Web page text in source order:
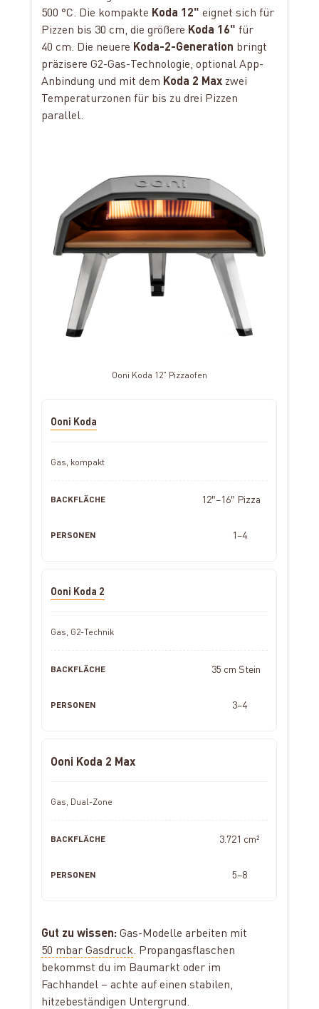
500 °C. Die kompakte Koda 12″ eignet sich für
Pizzen bis 30 cm, die größere Koda 16″ für
40 cm. Die neuere Koda-2-Generation bringt
präzisere G2-Gas-Technologie, optional App-
Anbindung und mit dem Koda 2 Max zwei
Temperaturzonen für bis zu drei Pizzen
parallel.
Ooni Koda 12" Pizzaofen
Ooni Koda
Gas, kompakt
12″–16″ Pizza
1–4
Ooni Koda 2
Gas, G2-Technik
35 cm Stein
3–4
Ooni Koda 2 Max
Gas, Dual-Zone
3.721 cm²
5–8
Gut zu wissen: Gas-Modelle arbeiten mit
50 mbar Gasdruck. Propangasflaschen
bekommst du im Baumarkt oder im
Fachhandel – achte auf einen stabilen,
hitzebeständigen Untergrund.